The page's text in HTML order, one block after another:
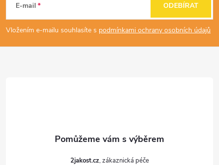
p
a
E-mail
Vložením e-mailu souhlasíte s podmínkami ochrany osobních údajů
ODEBÍRAT
2jakost.cz